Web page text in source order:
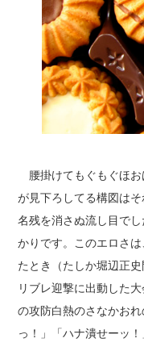
腰掛けてもぐもぐほ
が見下ろしてる構図は
名残を消さぬ流し目で
かりです。このエロさ
たとき（たしか堀辺正
リブレ迎撃に出動した
の攻防白熱のさなかお
っ！」「ハナ潰せーッ